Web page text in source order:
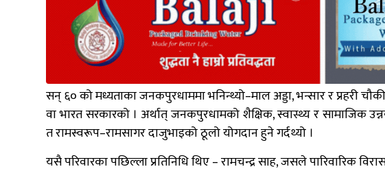
सन् ६० को मध्यताका जनकपुरधाममा भनिन्थ्यो–माल अड्डा, भन्सार र प्रहरी
वा भारत सरकारको । अर्थात् जनकपुरधामको शैक्षिक, स्वास्थ्य र सामाजिक
त रामस्वरूप–रामसागर दाजुभाइको ठूलो योगदान हुने गर्दथ्यो ।
यसै परिवारका पछिल्ला प्रतिनिधि थिए – रामचन्द्र साह, जसले पारिवारिक